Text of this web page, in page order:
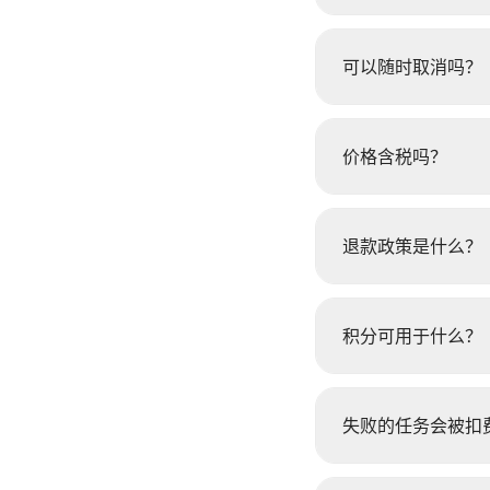
可以随时取消吗？
价格含税吗？
退款政策是什么？
积分可用于什么？
失败的任务会被扣